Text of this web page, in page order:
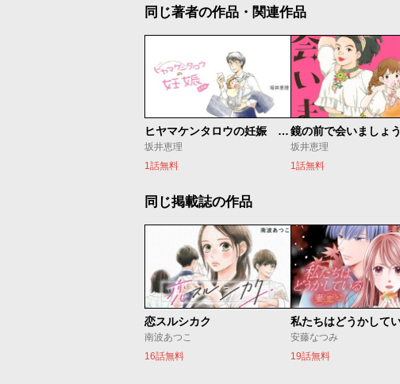
同じ著者の作品・関連作品
ヒヤマケンタロウの妊娠 育児編
坂井恵理
1話無料
鏡の前で会いましょう
坂井恵理
1話無料
同じ掲載誌の作品
恋スルシカク
南波あつこ
16話無料
安藤なつみ
19話無料